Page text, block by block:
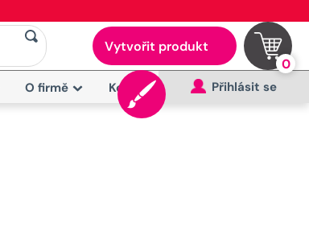
Vytvořit produkt
0
O firmě Kontakt Přihlásit se